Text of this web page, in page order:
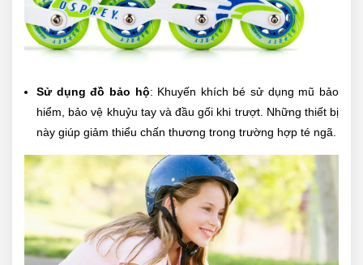
Sử dụng đồ bảo hộ: Khuyến khích bé sử dụng mũ bảo
hiểm, bảo vệ khuỷu tay và đầu gối khi trượt. Những thiết bị
này giúp giảm thiểu chấn thương trong trường hợp té ngã.